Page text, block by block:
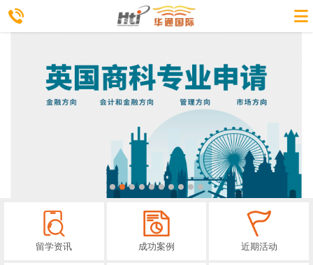
留学资讯 成功案例 近期活动